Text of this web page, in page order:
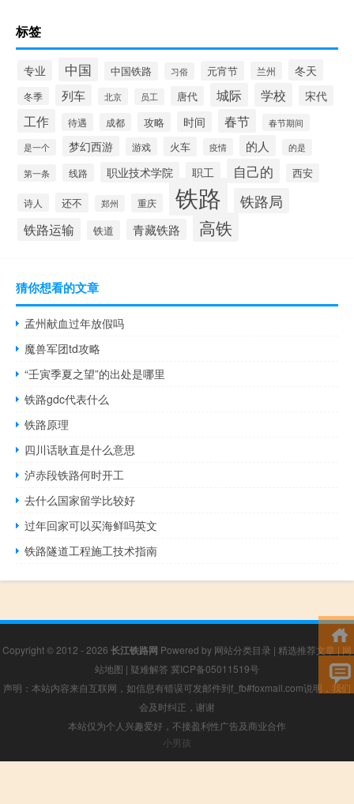
标签
专业 中国 中国铁路 习俗 元宵节 兰州 冬天
冬季 列车 北京 员工 唐代 城际 学校 宋代
工作 待遇 成都 攻略 时间 春节 春节期间
是一个 梦幻西游 游戏 火车 疫情 的人 的是
第一条 线路 职业技术学院 职工 自己的 西安
诗人 还不 郑州 重庆 铁路 铁路局
铁路运输 铁道 青藏铁路 高铁
猜你想看的文章
孟州献血过年放假吗
魔兽军团td攻略
“壬寅季夏之望”的出处是哪里
铁路gdc代表什么
铁路原理
四川话耿直是什么意思
泸赤段铁路何时开工
去什么国家留学比较好
过年回家可以买海鲜吗英文
铁路隧道工程施工技术指南
Copyright © 2012 - 2026 长江铁路网 Powered by 网站分类目录 | 精选推荐文章 | 网
站地图 | 疑难解答 冀ICP备05011519号
声明：本站内容来自互联网，如信息有错误可发邮件到f_fb#foxmail.com说明，我们
会及时纠正，谢谢
本站仅为个人兴趣爱好，不接盈利性广告及商业合作
小男孩